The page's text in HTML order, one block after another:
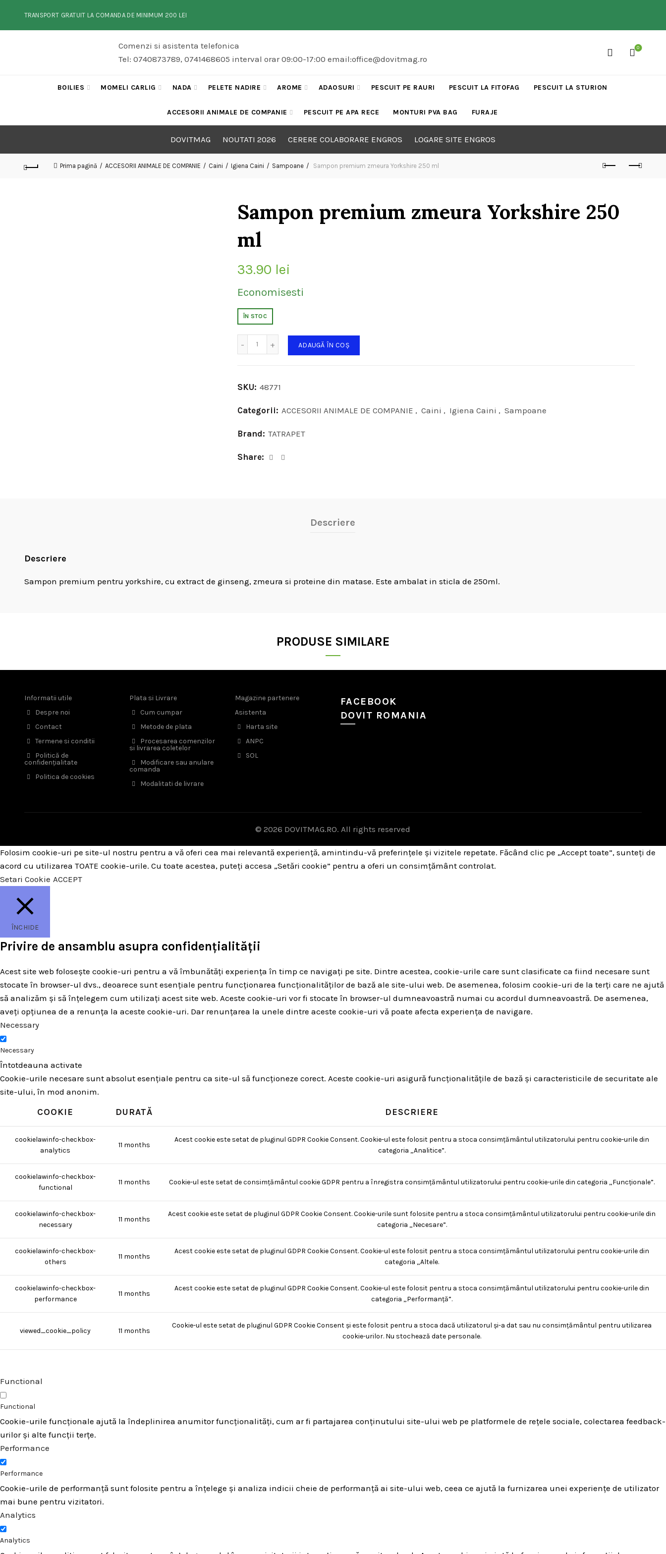
TRANSPORT GRATUIT LA COMANDA DE MINIMUM 200 LEI
Comenzi si asistenta telefonica
Tel: 0740873789, 0741468605 interval orar 09:00-17:00 email:office@dovitmag.ro
0
BOILIES MOMELI CARLIG NADA PELETE NADIRE AROME ADAOSURI PESCUIT PE RAURI PESCUIT LA FITOFAG PESCUIT LA STURION
ACCESORII ANIMALE DE COMPANIE PESCUIT PE APA RECE MONTURI PVA BAG FURAJE
DOVITMAG NOUTATI 2026 CERERE COLABORARE ENGROS LOGARE SITE ENGROS
Prima pagină ACCESORII ANIMALE DE COMPANIE Caini Igiena Caini Sampoane Sampon premium zmeura Yorkshire 250 ml
Sampon premium zmeura Yorkshire 250
ml
33.90 lei
Economisesti
ÎN STOC
ADAUGĂ ÎN COȘ
SKU: 48771
Categorii: ACCESORII ANIMALE DE COMPANIE , Caini , Igiena Caini , Sampoane
Brand: TATRAPET
Share
Descriere
Descriere
Sampon premium pentru yorkshire, cu extract de ginseng, zmeura si proteine din matase. Este ambalat in sticla de 250ml.
PRODUSE SIMILARE
Informatii utile
Despre noi
Contact
Termene si conditii
Politică de
confidențialitate
Politica de cookies
Plata si Livrare
Cum cumpar
Metode de plata
Procesarea comenzilor
si livrarea coletelor
Modificare sau anulare
comanda
Modalitati de livrare
Magazine partenere
Asistenta
Harta site
ANPC
SOL
FACEBOOK
DOVIT ROMANIA
© 2026 DOVITMAG.RO. All rights reserved
Folosim cookie-uri pe site-ul nostru pentru a vă oferi cea mai relevantă experiență, amintindu-vă preferințele și vizitele repetate. Făcând clic pe „Accept toate”, sunteți de
acord cu utilizarea TOATE cookie-urile. Cu toate acestea, puteți accesa „Setări cookie” pentru a oferi un consimțământ controlat.
Setari Cookie ACCEPT
ÎNCHIDE
Privire de ansamblu asupra confidențialității
Acest site web folosește cookie-uri pentru a vă îmbunătăți experiența în timp ce navigați pe site. Dintre acestea, cookie-urile care sunt clasificate ca fiind necesare sunt
stocate în browser-ul dvs., deoarece sunt esențiale pentru funcționarea funcționalităților de bază ale site-ului web. De asemenea, folosim cookie-uri de la terți care ne ajută
să analizăm și să înțelegem cum utilizați acest site web. Aceste cookie-uri vor fi stocate în browser-ul dumneavoastră numai cu acordul dumneavoastră. De asemenea,
aveți opțiunea de a renunța la aceste cookie-uri. Dar renunțarea la unele dintre aceste cookie-uri vă poate afecta experiența de navigare.
Necessary
Necessary
Întotdeauna activate
Cookie-urile necesare sunt absolut esențiale pentru ca site-ul să funcționeze corect. Aceste cookie-uri asigură funcționalitățile de bază și caracteristicile de securitate ale
site-ului, în mod anonim.
COOKIE DURATĂ DESCRIERE
cookielawinfo-checkbox-
analytics
11 months
Acest cookie este setat de pluginul GDPR Cookie Consent. Cookie-ul este folosit pentru a stoca consimțământul utilizatorului pentru cookie-urile din
categoria „Analitice”.
cookielawinfo-checkbox-
functional
11 months Cookie-ul este setat de consimțământul cookie GDPR pentru a înregistra consimțământul utilizatorului pentru cookie-urile din categoria „Funcționale”.
cookielawinfo-checkbox-
necessary
11 months
Acest cookie este setat de pluginul GDPR Cookie Consent. Cookie-urile sunt folosite pentru a stoca consimțământul utilizatorului pentru cookie-urile din
categoria „Necesare”.
cookielawinfo-checkbox-
others
11 months
Acest cookie este setat de pluginul GDPR Cookie Consent. Cookie-ul este folosit pentru a stoca consimțământul utilizatorului pentru cookie-urile din
categoria „Altele.
cookielawinfo-checkbox-
performance
11 months
Acest cookie este setat de pluginul GDPR Cookie Consent. Cookie-ul este folosit pentru a stoca consimțământul utilizatorului pentru cookie-urile din
categoria „Performanță”.
viewed_cookie_policy 11 months
Cookie-ul este setat de pluginul GDPR Cookie Consent și este folosit pentru a stoca dacă utilizatorul și-a dat sau nu consimțământul pentru utilizarea
cookie-urilor. Nu stochează date personale.
Functional
Functional
Cookie-urile funcționale ajută la îndeplinirea anumitor funcționalități, cum ar fi partajarea conținutului site-ului web pe platformele de rețele sociale, colectarea feedback-
urilor și alte funcții terțe.
Performance
Performance
Cookie-urile de performanță sunt folosite pentru a înțelege și analiza indicii cheie de performanță ai site-ului web, ceea ce ajută la furnizarea unei experiențe de utilizator
mai bune pentru vizitatori.
Analytics
Analytics